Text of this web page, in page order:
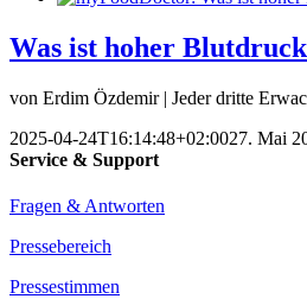
Was ist hoher
von Erdim Özdemir | Jeder dritte
2025-04-24T16:14:48+02:0027. Mai
Service & Support
Fragen & Antworten
Pressebereich
Pressestimmen